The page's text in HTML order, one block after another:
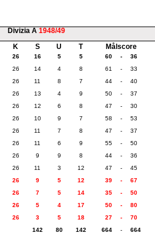
Divizia A 1948/49
K S U T Målscore
26 16 5 5 60 - 36
26 14 4 8 61 - 33
26 11 8 7 44 - 40
26 13 4 9 50 - 37
26 12 6 8 47 - 30
26 10 9 7 58 - 53
26 11 7 8 47 - 37
26 11 6 9 55 - 50
26 9 9 8 44 - 36
26 11 3 12 47 - 45
26 9 5 12 39 - 67
26 7 5 14 35 - 50
26 5 4 17 50 - 80
26 3 5 18 27 - 70
142
80 142 664 - 664